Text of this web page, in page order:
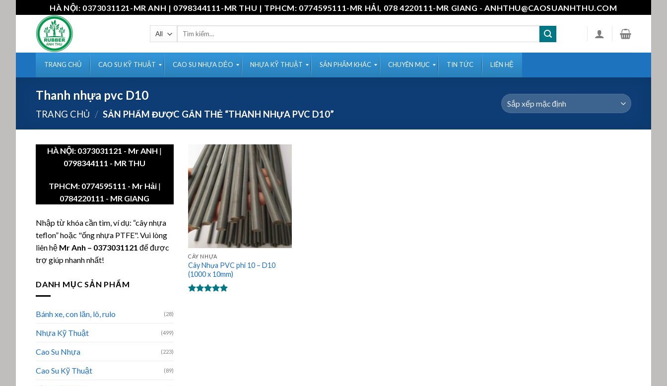
to
content
HÀ NỘI: 0373031121-MR ANH | 0798344111-MR THU | TPHCM: 0774595111-MR HẢI, 078 4220111-MR GIANG - ANHTHU@CAOSUANHTHU.COM
Tìm
TRANG CHỦ CAO SU KỸ THUẬT CAO SU NHỰA DẺO NHỰA KỸ THUẬT SẢN PHẨM KHÁC CHUYÊN MỤC TIN TỨC LIÊN HỆ
Thanh nhựa pvc D10
TRANG CHỦ / SẢN PHẨM ĐƯỢC GẮN THẺ “THANH NHỰA PVC D10”
HÀ NỘI: 0373031121 - Mr ANH |
0798344111 - MR THU
TPHCM: 0774595111 - Mr Hải|
0784220111 - MR GIANG
Nhập từ khóa cần tìm, ví dụ: “cây nhựa
teflon” hoặc "ống nhựa PTFE". Vui lòng
liên hệ Mr Anh – 0373031121 để được
trợ giúp nhanh nhất!
DANH MỤC SẢN PHẨM
Bánh xe, con lăn, lô, rulo (28)
Nhựa Kỹ Thuật (499)
Cao Su Nhựa (223)
Cao Su Kỹ Thuật (89)
CÂY NHỰA
Cây Nhựa PVC phi 10 – D10
(1000 x 10mm)